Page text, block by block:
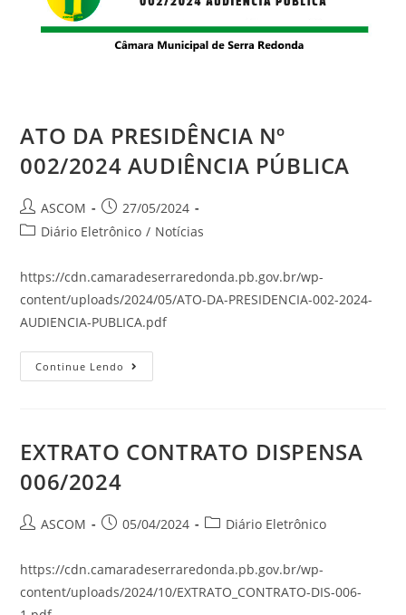
ATO DA PRESIDÊNCIA Nº
002/2024 AUDIÊNCIA PÚBLICA
ASCOM
27/05/2024
Diário Eletrônico / Notícias
https://cdn.camaradeserraredonda.pb.gov.br/wp-
content/uploads/2024/05/ATO-DA-PRESIDENCIA-002-2024-
AUDIENCIA-PUBLICA.pdf
Continue Lendo
EXTRATO CONTRATO DISPENSA
006/2024
ASCOM 05/04/2024 Diário Eletrônico
https://cdn.camaradeserraredonda.pb.gov.br/wp-
content/uploads/2024/10/EXTRATO_CONTRATO-DIS-006-